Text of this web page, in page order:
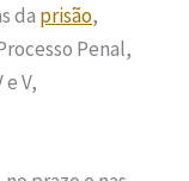
da prisão,
Penal,
V,